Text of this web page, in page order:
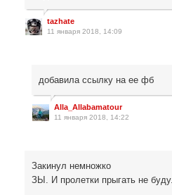
tazhate
11 января 2018, 14:09
добавила ссылку на ее фб
Alla_Allabamatour
11 января 2018, 14:22
Закинул немножко
ЗЫ. И пролетки прыгать не буду.